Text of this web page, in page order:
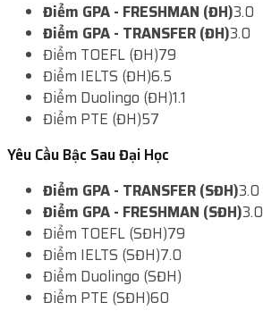
Điểm GPA - FRESHMAN (ĐH)3.0
Điểm GPA - TRANSFER (ĐH)3.0
Điểm TOEFL (ĐH)79
Điểm IELTS (ĐH)6.5
Điểm Duolingo (ĐH)1.1
Điểm PTE (ĐH)57
Yêu Cầu Bậc Sau Đại Học
Điểm GPA - TRANSFER (SĐH)3.0
Điểm GPA - FRESHMAN (SĐH)3.0
Điểm TOEFL (SĐH)79
Điểm IELTS (SĐH)7.0
Điểm Duolingo (SĐH)
Điểm PTE (SĐH)60